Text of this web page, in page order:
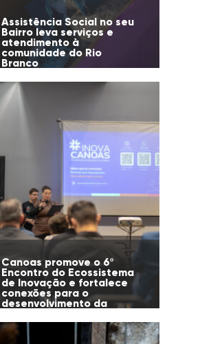
Assistência Social no seu
Bairro leva serviços e
atendimento à
comunidade do Rio
Branco
Canoas promove o 6º
Encontro do Ecossistema
de Inovação e fortalece
conexões para o
desenvolvimento da